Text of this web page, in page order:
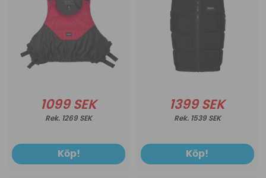
1099 SEK
1269 SEK
Köp!
1399 SEK
1539 SEK
Köp!